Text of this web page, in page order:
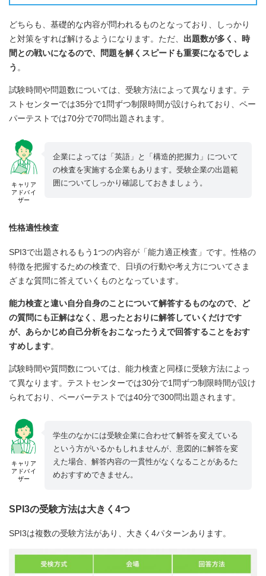
どちらも、基礎的な内容が問われるものとなっており、しっかり
と対策をすれば解けるようになります。ただ、 出題数が多く、時
間との戦いになるので、問題を解くスピードも重要になるでしょ
う 。
試験時間や問題数については、受験方法によって異なります。テ
ストセンターでは35分で1問ずつ制限時間が設けられており、ペー
パーテストでは70分で70問出題されます。
キャリア
アドバイ
ザー
企業によっては「英語」と「構造的把握力」について
の検査を実施する企業もあります。受験企業の出題範
囲についてしっかり確認しておきましょう。
性格適性検査
SPI3で出題されるもう1つの内容が「能力適正検査」です。性格の
特徴を把握するための検査で、日頃の行動や考え方についてさま
ざまな質問に答えていくものとなっています。
能力検査と違い自分自身のことについて解答するものなので、ど
の質問にも正解はなく、思ったとおりに解答していくだけです
が、あらかじめ自己分析をおこなったうえで回答することをおす
すめします。
試験時間や質問数については、能力検査と同様に受験方法によっ
て異なります。テストセンターでは30分で1問ずつ制限時間が設け
られており、ペーパーテストでは40分で300問出題されます。
キャリア
アドバイ
ザー
学生のなかには受験企業に合わせて解答を変えている
という方がいるかもしれませんが、意図的に解答を変
えた場合、解答内容の一貫性がなくなることがあるた
めおすすめできません。
SPI3の受験方法は大きく4つ
SPI3は複数の受験方法があり、大きく4パターンあります。